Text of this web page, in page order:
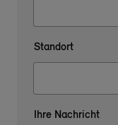
Standort
Ihre Nachricht